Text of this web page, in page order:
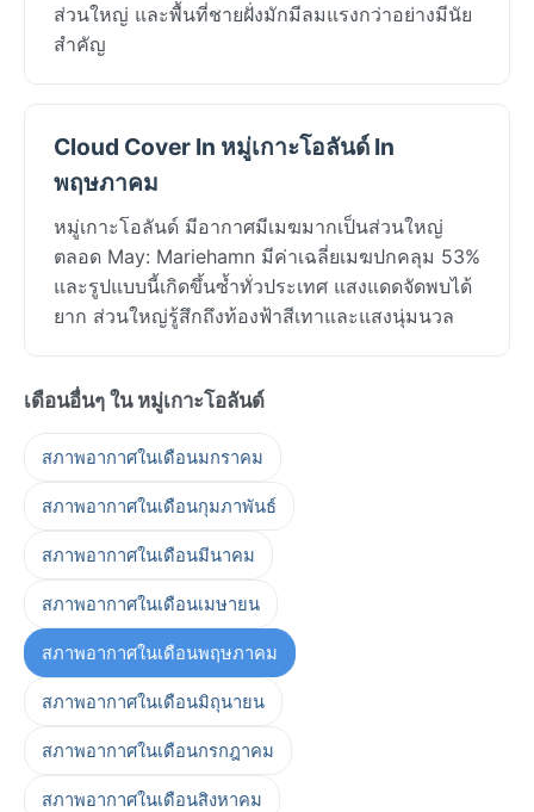
ส่วนใหญ่ และพื้นที่ชายฝั่งมักมีลมแรงกว่าอย่างมีนัย
สำคัญ
Cloud Cover In หมู่เกาะโอลันด์ In
พฤษภาคม
หมู่เกาะโอลันด์ มีอากาศมีเมฆมากเป็นส่วนใหญ่
ตลอด May: Mariehamn มีค่าเฉลี่ยเมฆปกคลุม 53%
และรูปแบบนี้เกิดขึ้นซ้ำทั่วประเทศ แสงแดดจัดพบได้
ยาก ส่วนใหญ่รู้สึกถึงท้องฟ้าสีเทาและแสงนุ่มนวล
เดือนอื่นๆ ใน หมู่เกาะโอลันด์
สภาพอากาศในเดือนมกราคม
สภาพอากาศในเดือนกุมภาพันธ์
สภาพอากาศในเดือนมีนาคม
สภาพอากาศในเดือนเมษายน
สภาพอากาศในเดือนพฤษภาคม
สภาพอากาศในเดือนมิถุนายน
สภาพอากาศในเดือนกรกฎาคม
สภาพอากาศในเดือนสิงหาคม